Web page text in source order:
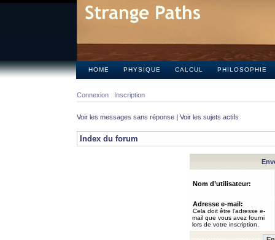
HOME PHYSIQUE CALCUL PHILOSOPHIE
Connexion Inscription
Voir les messages sans réponse | Voir les sujets actifs
Index du forum
Nom d’utilisateur:
Adresse e-mail:
Cela doit être l’adresse e-
mail que vous avez fourni
lors de votre inscription.